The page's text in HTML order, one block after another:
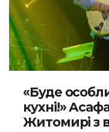
«Буде
кухні!»
Житомирі з